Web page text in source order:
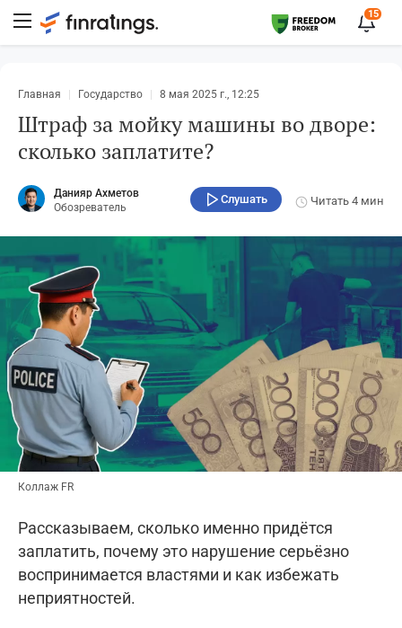
15
Главная Государство 8 мая 2025 г., 12:25
Штраф за мойку машины во дворе:
сколько заплатите?
Данияр Ахметов
Обозреватель
Слушать Читать 4 мин
Коллаж FR
Рассказываем, сколько именно придётся
заплатить, почему это нарушение серьёзно
воспринимается властями и как избежать
неприятностей.